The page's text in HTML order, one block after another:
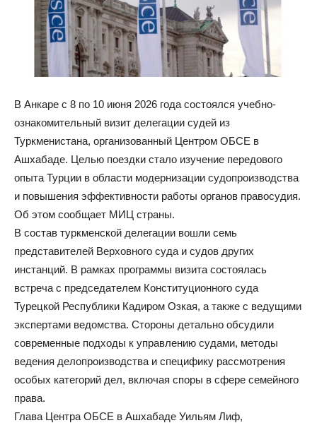
В Анкаре с 8 по 10 июня 2026 года состоялся учебно-
ознакомительный визит делегации судей из
Туркменистана, организованный Центром ОБСЕ в
Ашхабаде. Целью поездки стало изучение передового
опыта Турции в области модернизации судопроизводства
и повышения эффективности работы органов правосудия.
Об этом сообщает МИЦ страны.
В состав туркменской делегации вошли семь
представителей Верховного суда и судов других
инстанций. В рамках программы визита состоялась
встреча с председателем Конституционного суда
Турецкой Республики Кадиром Озкая, а также с ведущими
экспертами ведомства. Стороны детально обсудили
современные подходы к управлению судами, методы
ведения делопроизводства и специфику рассмотрения
особых категорий дел, включая споры в сфере семейного
права.
Глава Центра ОБСЕ в Ашхабаде Уильям Лиф,